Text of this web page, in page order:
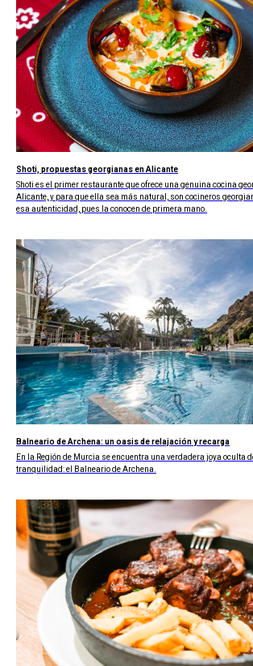
Shoti, propuestas georgianas en Alicante
Shoti es el primer restaurante que ofrece una genuina cocina
Alicante, y para que ella sea más natural, son cocineros
esa autenticidad, pues la conocen de primera mano.
Balneario de Archena: un oasis de relajación y recarga
En la Región de Murcia se encuentra una verdadera joya oculta
tranquilidad: el Balneario de Archena.